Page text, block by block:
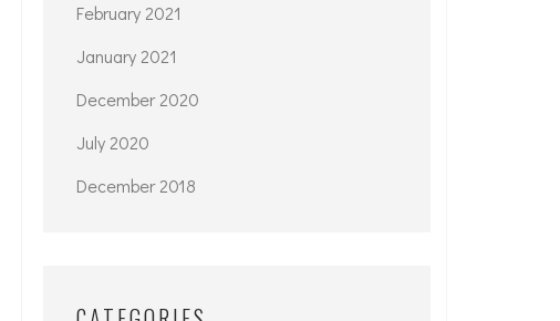
February 2021
January 2021
December 2020
July 2020
December 2018